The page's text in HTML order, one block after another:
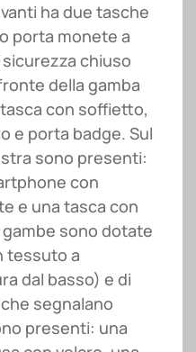
ha due tasche
porta monete a
chiuso
della gamba
con soffietto,
e porta badge. Sul
sono presenti:
con
e una tasca con
sono dotate
tessuto a
dal basso) e di
segnalano
presenti: una